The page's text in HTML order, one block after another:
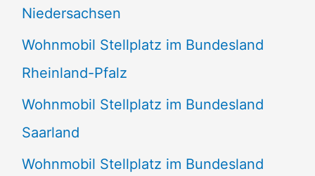
Niedersachsen
Wohnmobil Stellplatz im Bundesland
Rheinland-Pfalz
Wohnmobil Stellplatz im Bundesland
Saarland
Wohnmobil Stellplatz im Bundesland